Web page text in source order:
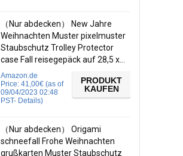
（Nur abdecken） New Jahre
Weihnachten Muster pixelmuster
Staubschutz Trolley Protector
case Fall reisegepäck auf 28,5 x…
Amazon.de
Price: 41,00€ (as of
09/04/2023 02:48
PST- Details)
PRODUKT
KAUFEN
（Nur abdecken） Origami
schneefall Frohe Weihnachten
grußkarten Muster Staubschutz